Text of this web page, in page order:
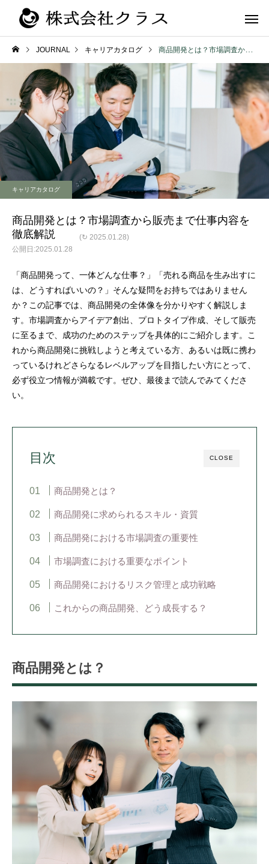
新卒
第二新卒・メ
JOURNAL キャリアカタログ 商品開発とは？市場調査から販売まで仕事内容を徹底解説
キャリアカタログ
商品開発とは？市場調査から販売まで仕事内容を
徹底解説
2025.01.28
(↻ 2025.01.28)
「商品開発って、一体どんな仕事？」「売れる商品を生み出すに
は、どうすればいいの？」そんな疑問をお持ちではありません
か？この記事では、商品開発の全体像を分かりやすく解説しま
す。市場調査からアイデア創出、プロトタイプ作成、そして販売
に至るまで、成功のためのステップを具体的にご紹介します。こ
れから商品開発に挑戦しようと考えている方、あるいは既に携わ
っているけれどさらなるレベルアップを目指したい方にとって、
必ず役立つ情報が満載です。ぜひ、最後まで読んでみてくださ
い。
CLOSE
目次
商品開発とは？
商品開発に求められるスキル・資質
商品開発における市場調査の重要性
市場調査における重要なポイント
商品開発におけるリスク管理と成功戦略
これからの商品開発、どう成長する？
商品開発とは？